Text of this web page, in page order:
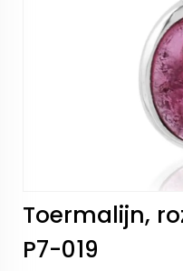
Toermalijn,
P7-019